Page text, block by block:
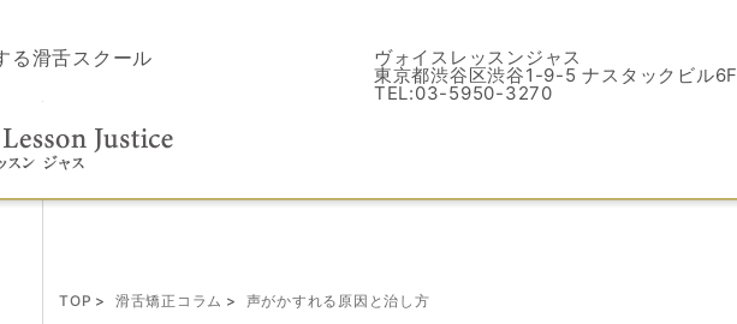
る滑舌スクール ヴォイスレッスンジャス
東京都渋谷区渋谷1-9-5 ナスタックビル6F
TEL:03-5950-3270
TOP 滑舌矯正コラム 声がかすれる原因と治し方